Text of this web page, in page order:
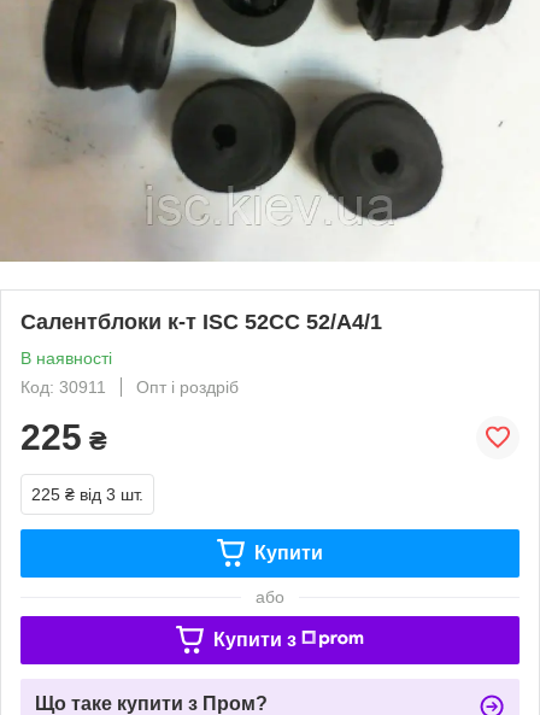
Салентблоки к-т ISC 52СС 52/A4/1
В наявності
Код: 30911
Опт і роздріб
225 ₴
225 ₴ від 3 шт.
Купити
або
Купити з
Що таке купити з Пром?